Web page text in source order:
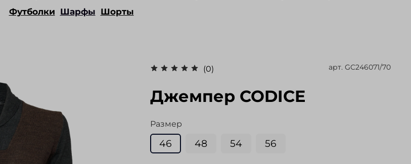
Футболки Шарфы Шорты
(0) арт. GC246071/70
Джемпер CODICE
Размер
46 48 54 56